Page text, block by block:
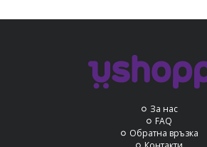
За нас
FAQ
Обратна връзка